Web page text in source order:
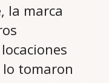
la marca
lo tomaron